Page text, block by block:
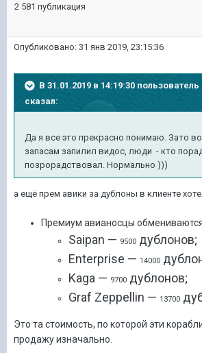
2 581 публикация
Опубликовано: 31 янв 2019, 23:15:36
В 31.01.2019 в 14:19:30 пользователь
сказал:
Да я все это прекрасно понимаю. Зато
запасам запилил видос, люди - кто
позрорадствовал. Нормально )))
а ещё прем авики за дублоны в клиенте
Премиум авианосцы
Saipan — 9500 дублонов;
Enterprise — 14000
Kaga — 9700 дублонов;
Graf Zeppellin — 13700
Это та стоимость, по которой эти
продажу изначально.